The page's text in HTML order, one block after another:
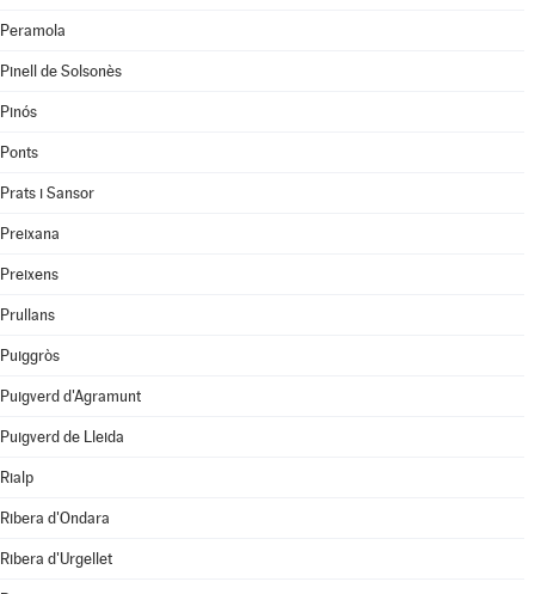
Peramola
Pinell de Solsonès
Pinós
Ponts
Prats i Sansor
Preixana
Preixens
Prullans
Puiggròs
Puigverd d'Agramunt
Puigverd de Lleida
Rialp
Ribera d'Ondara
Ribera d'Urgellet